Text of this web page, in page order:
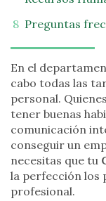
Preguntas
En el
cabo todas las
personal.
tener buenas
comunicación
conseguir un
necesitas que tu
la perfección los
profesional.